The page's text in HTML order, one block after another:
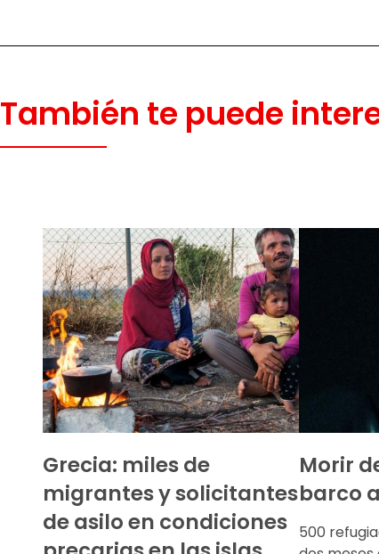
También te puede
Grecia: miles de
migrantes y solicitantes
de asilo en condiciones
Morir
barco
500